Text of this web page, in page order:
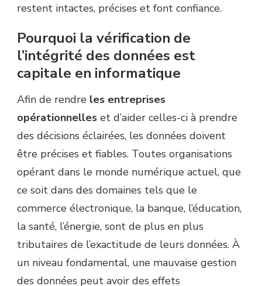
restent intactes, précises et font confiance.
Pourquoi la vérification de
l’intégrité des données est
capitale en informatique
Afin de rendre les entreprises
opérationnelles et d’aider celles-ci à prendre
des décisions éclairées, les données doivent
être précises et fiables. Toutes organisations
opérant dans le monde numérique actuel, que
ce soit dans des domaines tels que le
commerce électronique, la banque, l’éducation,
la santé, l’énergie, sont de plus en plus
tributaires de l’exactitude de leurs données. À
un niveau fondamental, une mauvaise gestion
des données peut avoir des effets